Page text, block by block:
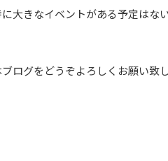
大きなイベントがある予定はな
ログをどうぞよろしくお願い致し